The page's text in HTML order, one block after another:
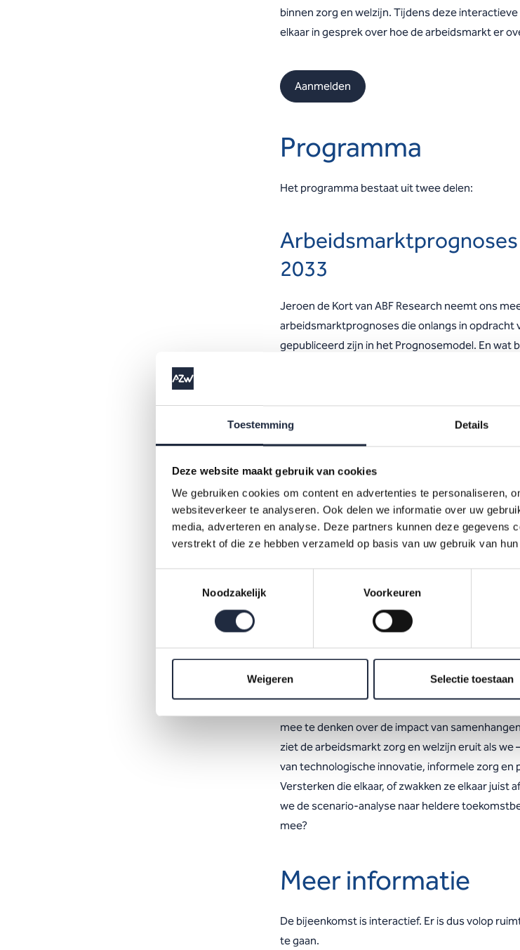
Toestemming Details
Deze website maakt gebruik van cookies
We gebruiken cookies om content en advertenties te personaliseren,
websiteverkeer te analyseren. Ook delen we informatie over uw
media, adverteren en analyse. Deze partners kunnen deze gegevens
verstrekt of die ze hebben verzameld op basis van uw gebruik van
Noodzakelijk
Voorkeuren
Weigeren Selectie toestaan
binnen zorg en welzijn. Tijdens deze
elkaar in gesprek over hoe de arbeidsmarkt er
Aanmelden
Programma
Het programma bestaat uit twee delen:
Arbeidsmarktprognoses
2033
Jeroen de Kort van ABF Research neemt ons
arbeidsmarktprognoses die onlangs in opdracht
gepubliceerd zijn in het Prognosemodel. En wat
zien hoe het arbeidsmarkttekort zich de
de tekorten op
Het arbeidsmarkttekort in de sector zorg en
blijkt wel uit de nieuwste prognoses. Een simpele
van het AZW-programma voorstelbare
bijdragen aan een oplossing voor het
nemen ze ons mee in de voorlopige resultaten
mee te denken over de impact van
ziet de arbeidsmarkt zorg en welzijn eruit als we
van technologische innovatie, informele zorg en
Versterken die elkaar, of zwakken ze elkaar juist
we de scenario-analyse naar heldere
mee?
Meer informatie
De bijeenkomst is interactief. Er is dus volop
te gaan.